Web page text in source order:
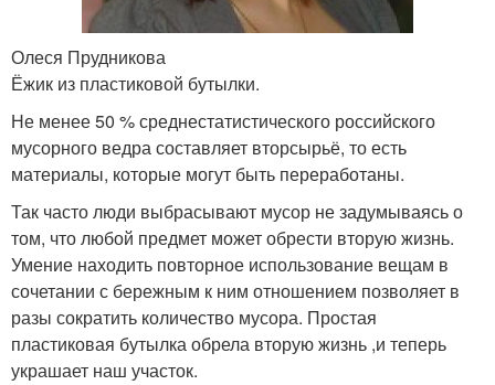
Олеся Прудникова
Ёжик из пластиковой бутылки.
Не менее 50 % среднестатистического российского
мусорного ведра составляет вторсырьё, то есть
материалы, которые могут быть переработаны.
Так часто люди выбрасывают мусор не задумываясь о
том, что любой предмет может обрести вторую жизнь.
Умение находить повторное использование вещам в
сочетании с бережным к ним отношением позволяет в
разы сократить количество мусора. Простая
пластиковая бутылка обрела вторую жизнь ,и теперь
украшает наш участок.